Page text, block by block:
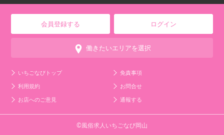
会員登録する ログイン
働きたいエリアを選択
いちごなびトップ
免責事項
利用規約
お問合せ
お店へのご意見
通報する
©風俗求人いちごなび岡山